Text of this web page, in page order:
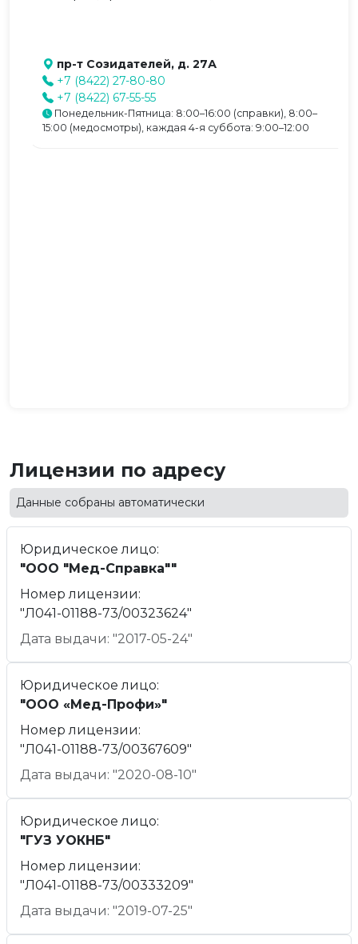
пр-т Созидателей, д. 27А
+7 (8422) 27-80-80
+7 (8422) 67-55-55
Понедельник-Пятница: 8:00–16:00 (справки), 8:00–
15:00 (медосмотры), каждая 4-я суббота: 9:00–12:00
Лицензии по адресу
Данные собраны автоматически
Юридическое лицо:
"ООО "Мед-Справка""
Номер лицензии:
"Л041-01188-73/00323624"
Дата выдачи: "2017-05-24"
Юридическое лицо:
"ООО «Мед-Профи»"
Номер лицензии:
"Л041-01188-73/00367609"
Дата выдачи: "2020-08-10"
Юридическое лицо:
"ГУЗ УОКНБ"
Номер лицензии:
"Л041-01188-73/00333209"
Дата выдачи: "2019-07-25"